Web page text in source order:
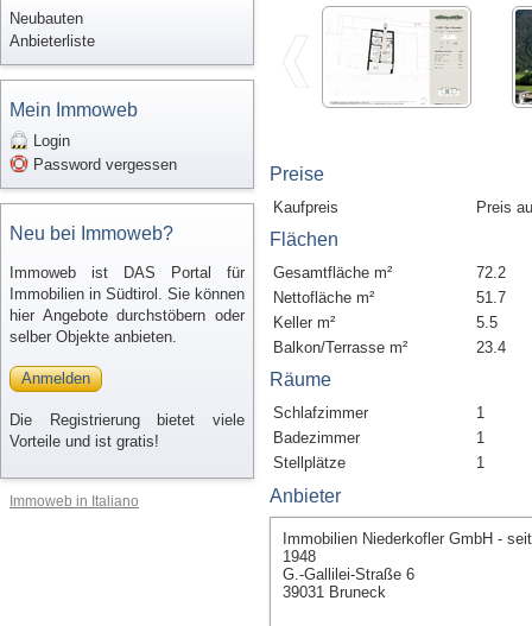
Neubauten
Anbieterliste
Mein Immoweb
Login
Password vergessen
Neu bei Immoweb?
Immoweb ist DAS Portal für
Immobilien in Südtirol. Sie können
hier Angebote durchstöbern oder
selber Objekte anbieten.
Anmelden
Die Registrierung bietet viele
Vorteile und ist gratis!
Immoweb in Italiano
Preise
Kaufpreis Preis
Flächen
Gesamtfläche m²
72.2
Nettofläche m²
51.7
Keller m²
5.5
Balkon/Terrasse m²
23.4
Räume
Schlafzimmer
1
Badezimmer
1
Stellplätze
1
Anbieter
Immobilien Niederkofler GmbH - seit
1948
G.-Gallilei-Straße 6
39031 Bruneck